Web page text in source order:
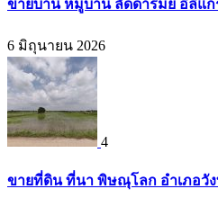
ขายบ้าน หมู่บ้าน ลัดดารมย์ อิลิแก
6 มิถุนายน 2026
4
ขายที่ดิน ที่นา พิษณุโลก อำเภอวังท